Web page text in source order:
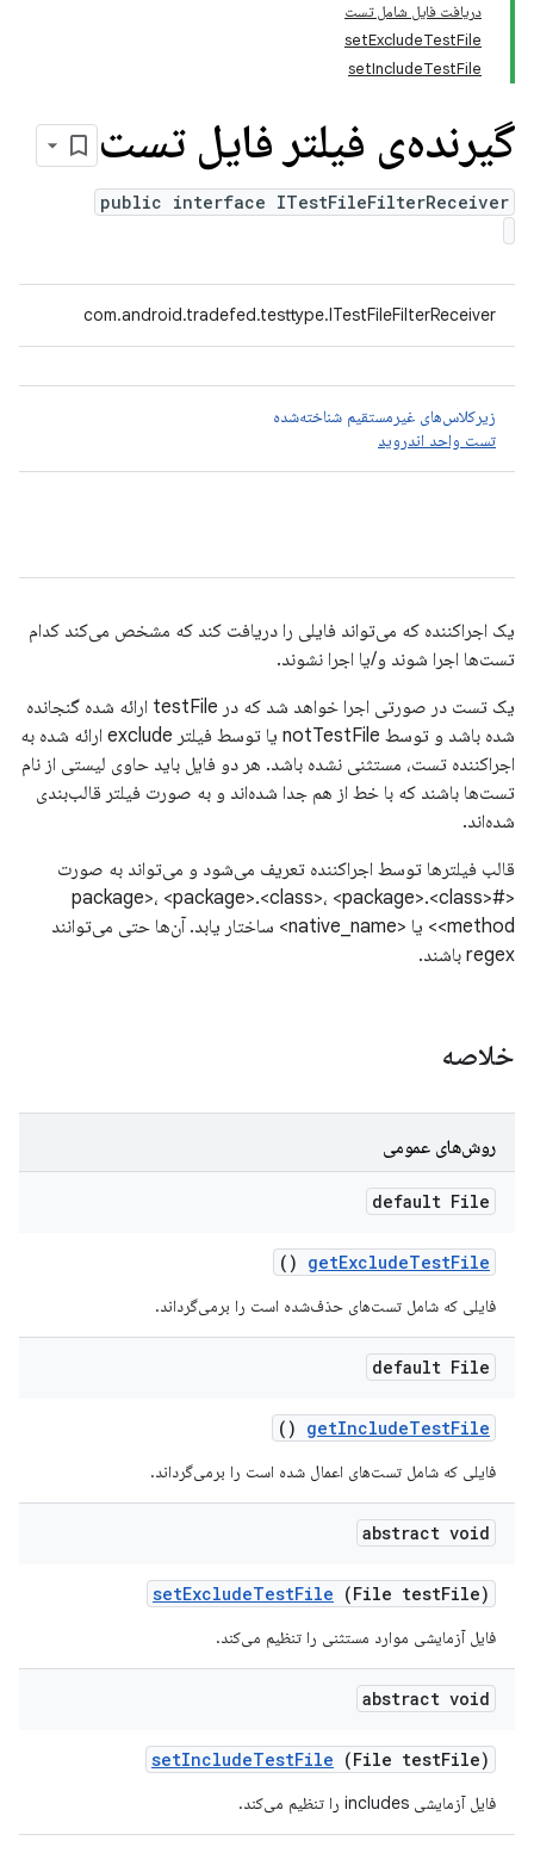
دریافت فایل شامل تست
setExcludeTestFile
setIncludeTestFile
گیرنده‌ی فیلتر فایل تست
public interface ITestFileFilterReceiver
com.android.tradefed.testtype.ITestFileFilterReceiver
زیرکلاس‌های غیرمستقیم شناخته‌شده
تست واحد اندروید
یک اجراکننده که می‌تواند فایلی را دریافت کند که مشخص می‌کند کدام
تست‌ها اجرا شوند و/یا اجرا نشوند.
یک تست در صورتی اجرا خواهد شد که در testFile ارائه شده گنجانده
شده باشد و توسط notTestFile یا توسط فیلتر exclude ارائه شده به
اجراکننده تست، مستثنی نشده باشد. هر دو فایل باید حاوی لیستی از نام
تست‌ها باشند که با خط از هم جدا شده‌اند و به صورت فیلتر قالب‌بندی
شده‌اند.
قالب فیلترها توسط اجراکننده تعریف می‌شود و می‌تواند به صورت
<package>، <package>.<class>، <package>.<class>#
<method> یا <native_name> ساختار یابد. آن‌ها حتی می‌توانند
regex باشند.
خلاصه
روش‌های عمومی
default File
getExcludeTestFile
()
فایلی که شامل تست‌های حذف‌شده است را برمی‌گرداند.
default File
getIncludeTestFile
()
فایلی که شامل تست‌های اعمال شده است را برمی‌گرداند.
abstract void
setExcludeTestFile (File testFile)
فایل آزمایشی موارد مستثنی را تنظیم می‌کند.
abstract void
setIncludeTestFile (File testFile)
فایل آزمایشی includes را تنظیم می‌کند.